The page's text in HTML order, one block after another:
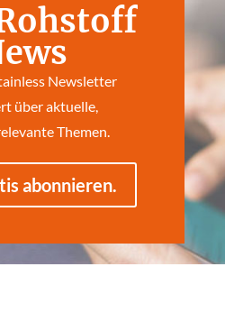
Newsletter
über aktuelle,
Themen.
abonnieren.